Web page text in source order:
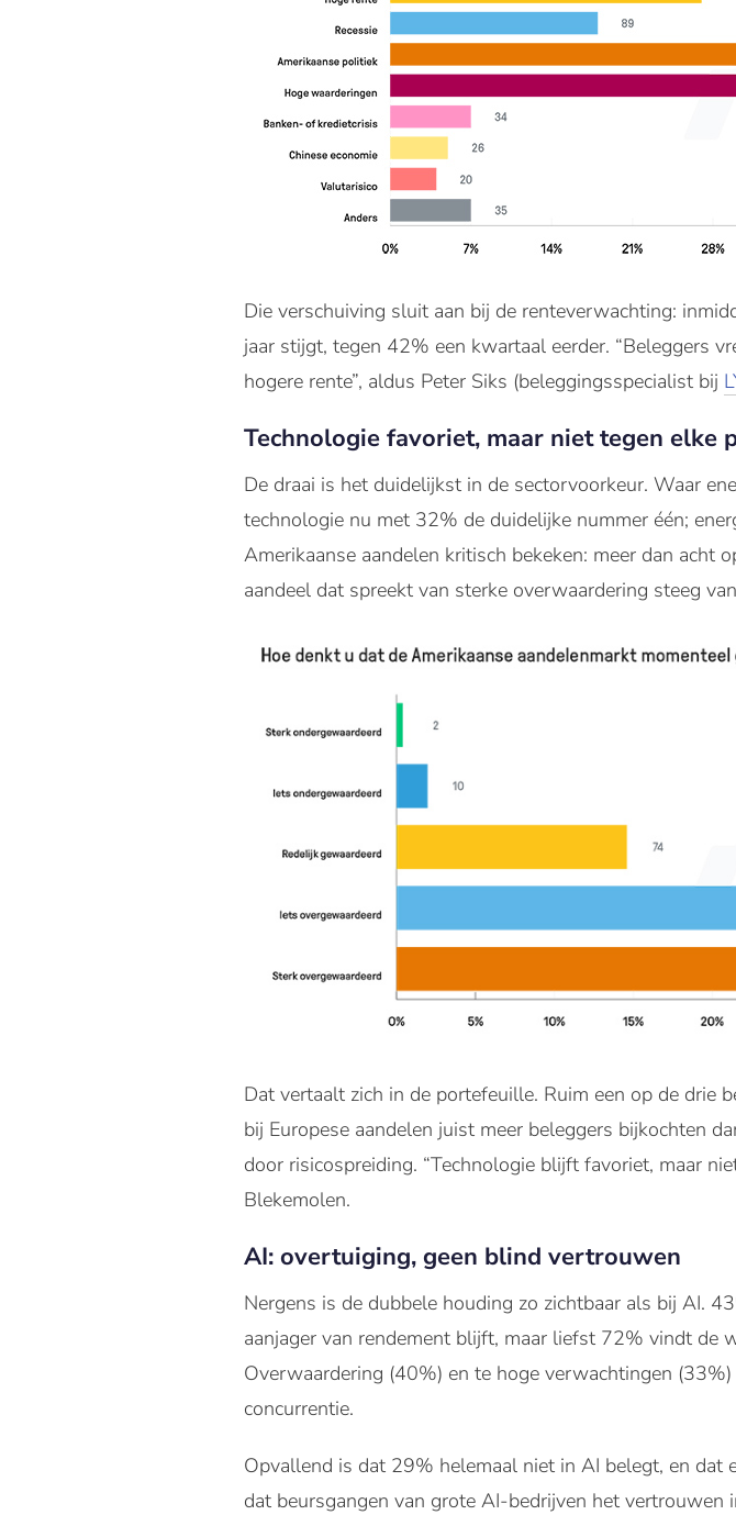
Die verschuiving sluit aan bij de renteverwachting:
jaar stijgt, tegen 42% een kwartaal eerder. “Beleggers
hogere rente”, aldus Peter Siks (beleggingsspecialist bij
Technologie favoriet, maar niet tegen elke
De draai is het duidelijkst in de sectorvoorkeur. Waar
technologie nu met 32% de duidelijke nummer één;
Amerikaanse aandelen kritisch bekeken: meer dan acht
aandeel dat spreekt van sterke overwaardering steeg
Dat vertaalt zich in de portefeuille. Ruim een op de
bij Europese aandelen juist meer beleggers bijkochten
door risicospreiding. “Technologie blijft favoriet, maar
Blekemolen.
AI: overtuiging, geen blind vertrouwen
Nergens is de dubbele houding zo zichtbaar als bij AI.
aanjager van rendement blijft, maar liefst 72% vindt de
Overwaardering (40%) en te hoge verwachtingen
concurrentie.
Opvallend is dat 29% helemaal niet in AI belegt, en
dat beursgangen van grote AI-bedrijven het vertrouwen